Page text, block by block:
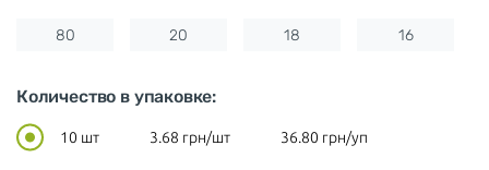
80 20 18 16
Количество в упаковке:
10 шт 3.68 грн/шт 36.80 грн/уп